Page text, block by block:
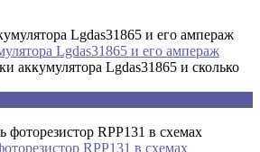
Lgdas31865 и его ампераж
аккумулятора Lgdas31865 и сколько
RPP131 в схемах